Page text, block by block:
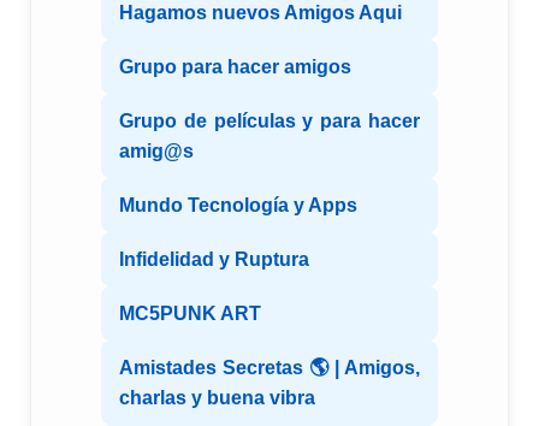
Hagamos nuevos Amigos Aqui
Grupo para hacer amigos
Grupo de películas y para hacer
amig@s
Mundo Tecnología y Apps
Infidelidad y Ruptura
MC5PUNK ART
Amistades Secretas 🌎 | Amigos,
charlas y buena vibra